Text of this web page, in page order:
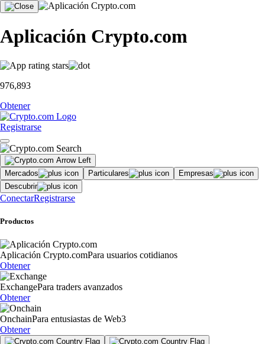
Aplicación Crypto.com
976,893
Obtener
Registrarse
Mercados Particulares
Empresas
Descubrir
ConectarRegistrarse
Productos
Aplicación Crypto.comPara usuarios cotidianos
Obtener
ExchangePara traders avanzados
Obtener
OnchainPara entusiastas de Web3
Obtener